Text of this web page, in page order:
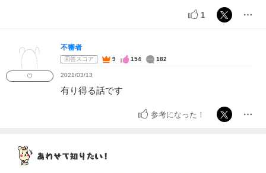
1
♡
不審者
回答スコア 9 154 182
2021/03/13
有り得る話です
参考になった！